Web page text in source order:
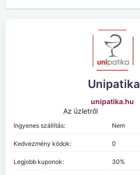
Unipatika
unipatika.hu
Az üzletről
Ingyenes szállítás: Nem
Kedvezmény kódok: 0
Legjobb kuponok: 30%